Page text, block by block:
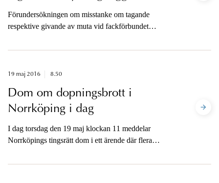
Förundersökningen om misstanke om tagande
respektive givande av muta vid fackförbundet
Margot Wallström läggs ner. Det har chefsåklagare Alf
beslutat.
19 maj 2016 8.50
Dom om dopningsbrott i
Norrköping i dag
I dag torsdag den 19 maj klockan 11 meddelar
Norrköpings tingsrätt dom i ett ärende där flera